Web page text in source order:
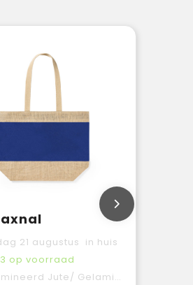
21 augustus in huis
op voorraad
Jute/ Gelamineerd Katoen 300 g/ m2